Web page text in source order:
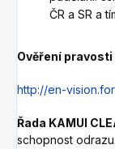
ČR a SR a
Ověření pravosti
http://en-
Řada KAMUI
schopnost